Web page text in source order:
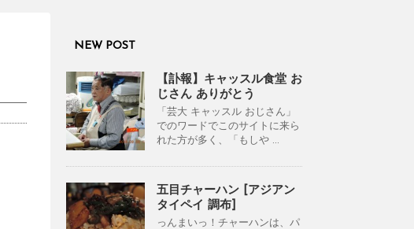
NEW POST
【訃報】キャッスル食堂 お
じさん ありがとう
「芸大 キャッスル おじさん」
でのワードでこのサイトに来ら
れた方が多く、「もしや ...
五目チャーハン [アジアン
タイペイ 調布]
っんまいっ！チャーハンは、パ